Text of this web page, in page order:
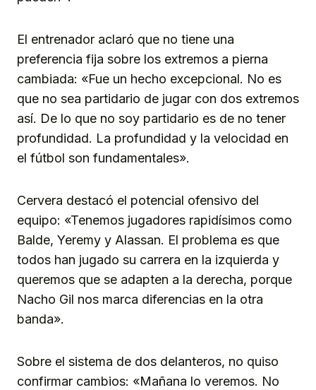
El entrenador aclaró que no tiene una
preferencia fija sobre los extremos a pierna
cambiada: «Fue un hecho excepcional. No es
que no sea partidario de jugar con dos extremos
así. De lo que no soy partidario es de no tener
profundidad. La profundidad y la velocidad en
el fútbol son fundamentales».
Cervera destacó el potencial ofensivo del
equipo: «Tenemos jugadores rapidísimos como
Balde, Yeremy y Alassan. El problema es que
todos han jugado su carrera en la izquierda y
queremos que se adapten a la derecha, porque
Nacho Gil nos marca diferencias en la otra
banda».
Sobre el sistema de dos delanteros, no quiso
confirmar cambios: «Mañana lo veremos. No